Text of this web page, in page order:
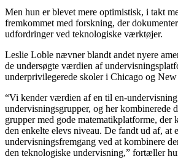
Men hun er blevet mere optimistisk, i takt
fremkommet med forskning, der
udfordringer ved teknologiske værktøjer.
Leslie Loble nævner blandt andet nyere
de undersøgte værdien af
underprivilegerede skoler i Chicago og
“Vi kender værdien af en til en-undervisning
undervisningsgrupper, og her kombinerede
grupper med gode matematikplatforme, der
den enkelte elevs niveau. De fandt ud af, at
undervisningsfremgang ved at kombinere
den teknologiske undervisning,” fortæller